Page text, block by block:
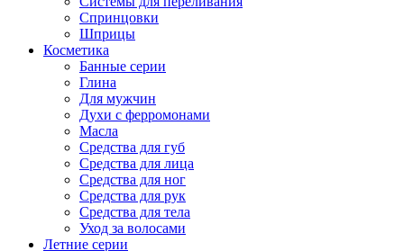
Спринцовки
Шприцы
Косметика
Банные серии
Глина
Для мужчин
Духи с ферромонами
Масла
Средства для губ
Средства для лица
Средства для ног
Средства для рук
Средства для тела
Уход за волосами
Летние серии